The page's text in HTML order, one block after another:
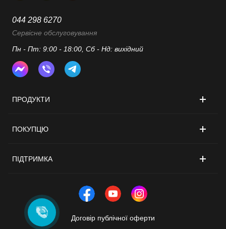
ПРОДУКТИ
ПОКУПЦЮ
ПІДТРИМКА
044 298 6270
Сервісне обслуговування
Пн - Пт: 9:00 - 18:00, Сб - Нд: вихідний
Договір публічної оферти